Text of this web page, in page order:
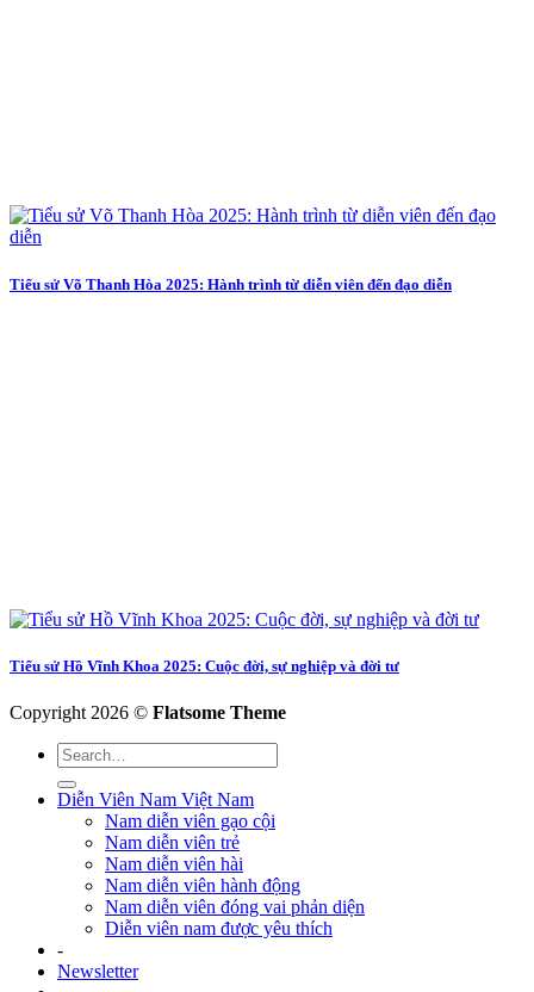
Tiểu sử Võ Thanh Hòa 2025: Hành trình từ diễn viên đến đạo diễn
Tiểu sử Hồ Vĩnh Khoa 2025: Cuộc đời, sự nghiệp và đời tư
Copyright 2026 © Flatsome Theme
Diễn Viên Nam Việt Nam
Nam diễn viên gạo cội
Nam diễn viên trẻ
Nam diễn viên hài
Nam diễn viên hành động
Nam diễn viên đóng vai phản diện
Diễn viên nam được yêu thích
-
Newsletter